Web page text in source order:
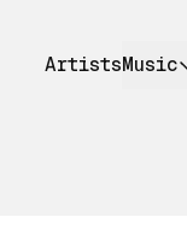
ArtistsMusic